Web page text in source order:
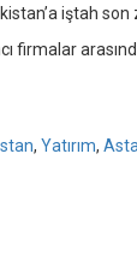
iştah son
firmalar
, Yatırım,